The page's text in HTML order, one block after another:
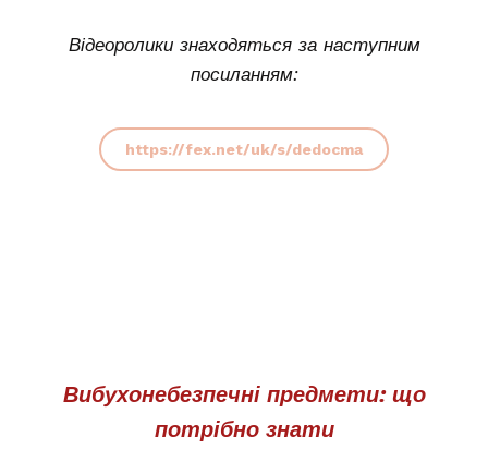
Відеоролики знаходяться за наступним
посиланням:
https://fex.net/uk/s/dedocma
Вибухонебезпечні предмети: що
потрібно знати